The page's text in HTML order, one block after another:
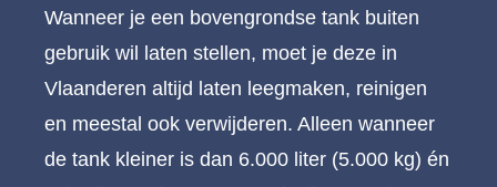
Wanneer je een bovengrondse tank buiten
gebruik wil laten stellen, moet je deze in
Vlaanderen altijd laten leegmaken, reinigen
en meestal ook verwijderen. Alleen wanneer
de tank kleiner is dan 6.000 liter (5.000 kg) én